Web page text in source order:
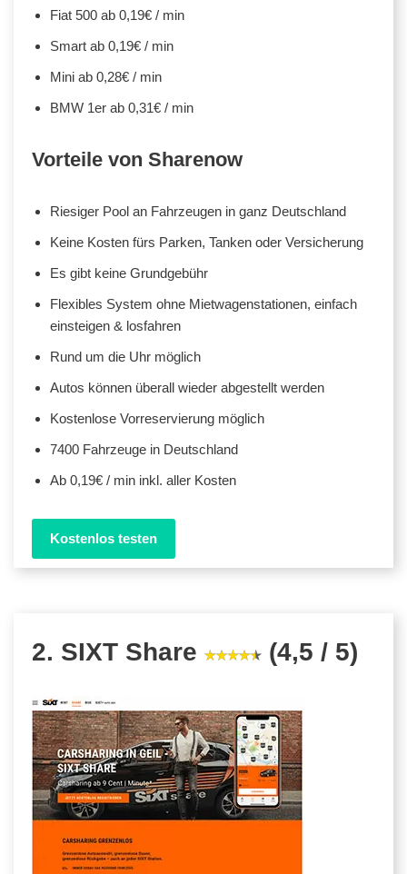
Fiat 500 ab 0,19€ / min
Smart ab 0,19€ / min
Mini ab 0,28€ / min
BMW 1er ab 0,31€ / min
Vorteile von Sharenow
Riesiger Pool an Fahrzeugen in ganz Deutschland
Keine Kosten fürs Parken, Tanken oder Versicherung
Es gibt keine Grundgebühr
Flexibles System ohne Mietwagenstationen, einfach
einsteigen & losfahren
Rund um die Uhr möglich
Autos können überall wieder abgestellt werden
Kostenlose Vorreservierung möglich
7400 Fahrzeuge in Deutschland
Ab 0,19€ / min inkl. aller Kosten
Kostenlos testen
2. SIXT Share (4,5 / 5)